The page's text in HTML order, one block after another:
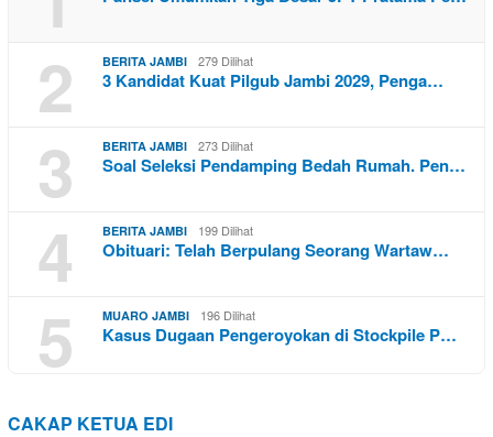
2 BERITA JAMBI 279 Dilihat
3 Kandidat Kuat Pilgub Jambi 2029, Penga…
3 BERITA JAMBI 273 Dilihat
Soal Seleksi Pendamping Bedah Rumah. Pen…
4 BERITA JAMBI 199 Dilihat
Obituari: Telah Berpulang Seorang Wartaw…
5 MUARO JAMBI 196 Dilihat
Kasus Dugaan Pengeroyokan di Stockpile P…
CAKAP KETUA EDI